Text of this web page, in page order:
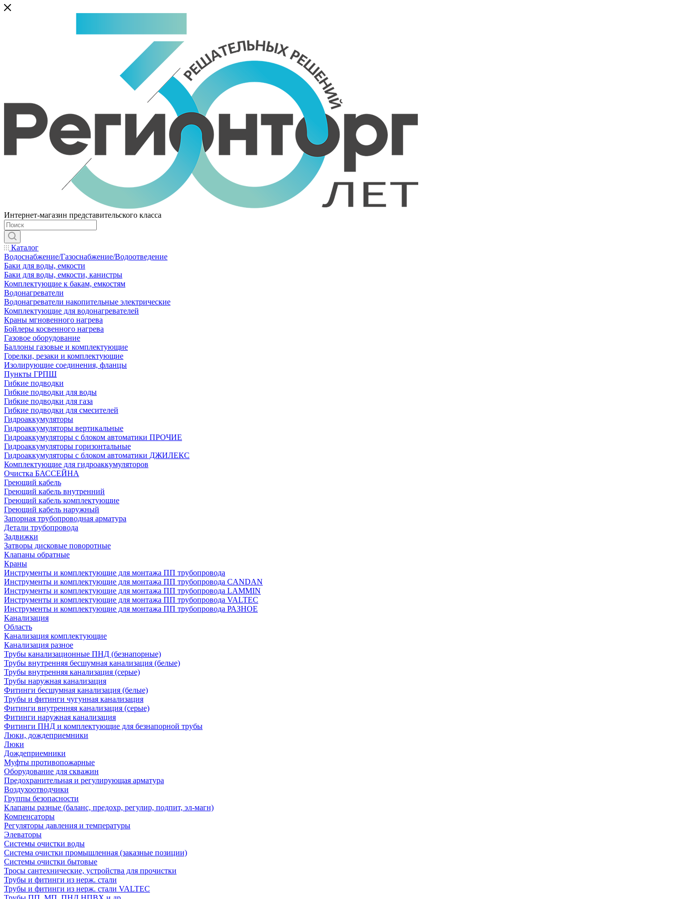
Интернет-магазин представительского класса
Каталог
Водоснабжение/Газоснабжение/Водоотведение
Баки для воды, емкости
Баки для воды, емкости, канистры
Комплектующие к бакам, емкостям
Водонагреватели
Водонагреватели накопительные электрические
Комплектующие для водонагревателей
Краны мгновенного нагрева
Бойлеры косвенного нагрева
Газовое оборудование
Баллоны газовые и комплектующие
Горелки, резаки и комплектующие
Изолирующие соединения, фланцы
Пункты ГРПШ
Гибкие подводки
Гибкие подводки для воды
Гибкие подводки для газа
Гибкие подводки для смесителей
Гидроаккумуляторы
Гидроаккумуляторы вертикальные
Гидроаккумуляторы с блоком автоматики ПРОЧИЕ
Гидроаккумуляторы горизонтальные
Гидроаккумуляторы с блоком автоматики ДЖИЛЕКС
Комплектующие для гидроаккумуляторов
Очистка БАССЕЙНА
Греющий кабель
Греющий кабель внутренний
Греющий кабель комплектующие
Греющий кабель наружный
Запорная трубопроводная арматура
Детали трубопровода
Задвижки
Затворы дисковые поворотные
Клапаны обратные
Краны
Инструменты и комплектующие для монтажа ПП трубопровода
Инструменты и комплектующие для монтажа ПП трубопровода CANDAN
Инструменты и комплектующие для монтажа ПП трубопровода LAMMIN
Инструменты и комплектующие для монтажа ПП трубопровода VALTEC
Инструменты и комплектующие для монтажа ПП трубопровода РАЗНОЕ
Канализация
Область
Канализация комплектующие
Канализация разное
Трубы канализационные ПНД (безнапорные)
Трубы внутренняя бесшумная канализация (белые)
Трубы внутренняя канализация (серые)
Трубы наружная канализация
Фитинги бесшумная канализация (белые)
Трубы и фитинги чугунная канализация
Фитинги внутренняя канализация (серые)
Фитинги наружная канализация
Фитинги ПНД и комплектующие для безнапорной трубы
Люки, дождеприемники
Люки
Дождеприемники
Муфты противопожарные
Оборудование для скважин
Предохранительная и регулирующая арматура
Воздухоотводчики
Группы безопасности
Клапаны разные (баланс, предохр, регулир, подпит, эл-магн)
Компенсаторы
Регуляторы давления и температуры
Элеваторы
Системы очистки воды
Система очистки промышленная (заказные позиции)
Системы очистки бытовые
Тросы сантехнические, устройства для прочистки
Трубы и фитинги из нерж. стали
Трубы и фитинги из нерж. стали VALTEC